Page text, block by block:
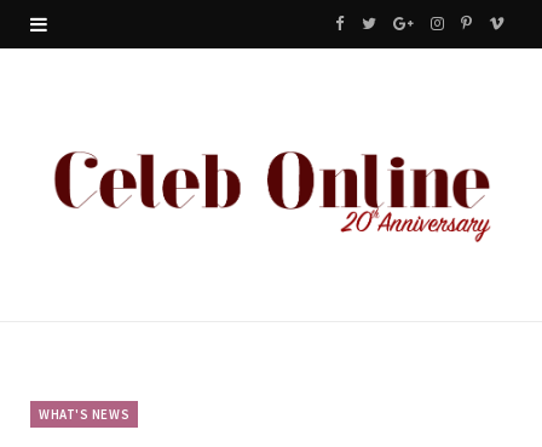
F
e
b
T
t
G
g
l
I
t
a
P
t
e
V
WHAT'S NEWS